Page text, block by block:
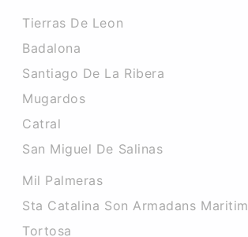
Tierras De Leon
Badalona
Santiago De La Ribera
Mugardos
Catral
San Miguel De Salinas
Mil Palmeras
Sta Catalina Son Armadans Maritim
Tortosa